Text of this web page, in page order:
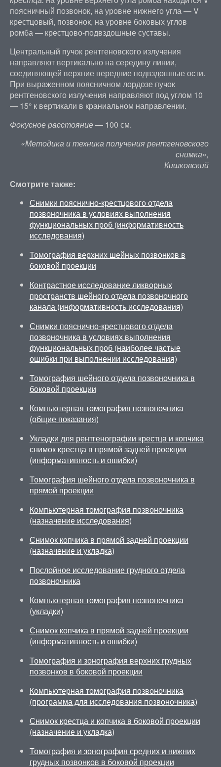
поясничный позвонок, на уровне нижнего угла — V
крестцовый, позвонок, на уровне боковых углов
ромба — крестцово-подвздошные суставы.
Центральный пучок рентгеновского излучения
направляют вертикально на середину линии,
соединяющей верхние передние подвздошные ости.
При выраженном поясничном лордозе пучок
рентгеновского излучения направляют под углом 10
— 15° к вертикали в краниальном направлении.
Фокусное расстояние— 100 см.
«Методика и техника получения рентгеновского
снимка»,
Кишковский
Смотрите также:
Снимки пояснично-крестцового отдела
позвоночника в условиях выполнения
функциональных проб (информативность
исследования)
Томография верхних шейных позвонков в
боковой проекции
Контрастное исследование ликворных
пространств шейного отдела позвоночного
канала (информативность исследования)
Снимки пояснично-крестцового отдела
позвоночника в условиях выполнения
функциональных проб (наиболее частые
ошибки при выполнении исследования)
Томография шейного отдела позвоночника в
боковой проекции
Компьютерная томография позвоночника
(общие показания)
Укладки для рентгенографии крестца и копчика
снимок крестца в прямой задней проекции
(информативность и ошибки)
Томография шейного отдела позвоночника в
прямой проекции
Компьютерная томография позвоночника
(назначение исследования)
Снимок копчика в прямой задней проекции
(назначение и укладка)
Послойное исследование грудного отдела
позвоночника
Компьютерная томография позвоночника
(укладки)
Снимок копчика в прямой задней проекции
(информативность и ошибки)
Томография и зонография верхних грудных
позвонков в боковой проекции
Компьютерная томография позвоночника
(программа для исследования позвоночника)
Снимок крестца и копчика в боковой проекции
(назначение и укладка)
Томография и зонография средних и нижних
грудных позвонков в боковой проекции